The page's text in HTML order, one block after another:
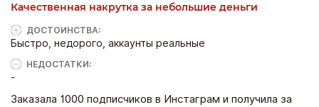
Качественная накрутка за небольшие деньги
ДОСТОИНCТВА:
Быстро, недорого, аккаунты реальные
НЕДОСТАТКИ:
-
Заказала 1000 подписчиков в Инстаграм и получила за